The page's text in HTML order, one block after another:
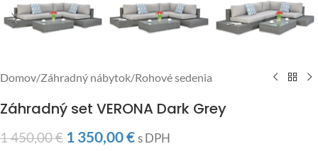
Domov/Záhradný nábytok/Rohové sedenia
Záhradný set VERONA Dark Grey
1 450,00€ 1 350,00€ s DPH